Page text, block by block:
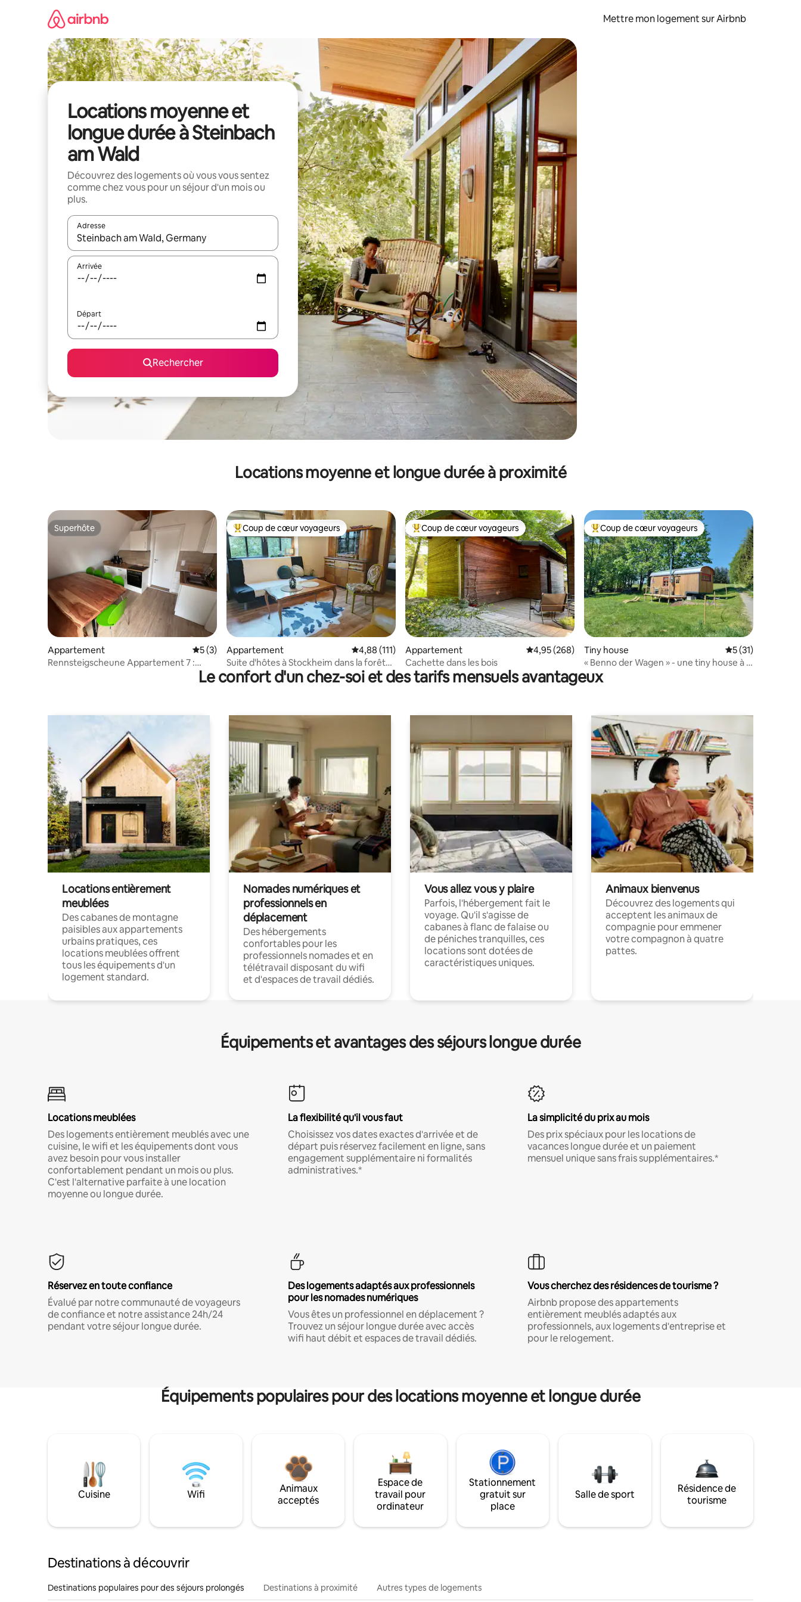
Mettre mon logement sur Airbnb
Locations moyenne et
longue durée à Steinbach
am Wald
Découvrez des logements où vous vous sentez
comme chez vous pour un séjour d'un mois ou
plus.
Adresse
Lorsque les résultats s'affichent, utilisez les flèches vers le haut et vers le bas pour les parcourir ou en appuyant et en faisant glisser.
Arrivée
Départ
Rechercher
Locations moyenne et longue durée à proximité
Superhôte
Superhôte
Appartement Évaluation moyenne sur la base de 3 commentaires : 5 sur 5
5 (3)
Rennsteigscheune Appartement 7 :
Coups de cœur voyageurs les plus appréciés
Coup de cœur voyageurs
Appartement Évaluation moyenne sur la base de 111 commentaires : 4,88 sur 5
4,88 (111)
Suite d'hôtes à Stockheim dans la forêt
franconienne
Coups de cœur voyageurs les plus appréciés
Coup de cœur voyageurs
Appartement Évaluation moyenne sur la base de 268 commentaires : 4,95 sur 5
4,95 (268)
Cachette dans les bois
Coups de cœur voyageurs les plus appréciés
Coup de cœur voyageurs
Tiny house Évaluation
5 (31)
« Benno der Wagen » - une tiny house à la
lisière de la forêt
Le confort d'un chez-soi et des tarifs mensuels avantageux
Locations entièrement
meublées
Des cabanes de montagne
paisibles aux appartements
urbains pratiques, ces
locations meublées offrent
tous les équipements d'un
logement standard.
Nomades numériques et
professionnels en
déplacement
Des hébergements
confortables pour les
professionnels nomades et en
télétravail disposant du wifi
et d'espaces de travail dédiés.
Vous allez vous y plaire
Parfois, l'hébergement fait le
voyage. Qu'il s'agisse de
cabanes à flanc de falaise ou
de péniches tranquilles, ces
locations sont dotées de
caractéristiques uniques.
Animaux bienvenus
Découvrez des logements qui
acceptent les animaux de
compagnie pour emmener
votre compagnon à quatre
pattes.
Équipements et avantages des séjours longue durée
Locations meublées
Des logements entièrement meublés avec une
cuisine, le wifi et les équipements dont vous
avez besoin pour vous installer
confortablement pendant un mois ou plus.
C'est l'alternative parfaite à une location
moyenne ou longue durée.
La flexibilité qu'il vous faut
Choisissez vos dates exactes d'arrivée et de
départ puis réservez facilement en ligne, sans
engagement supplémentaire ni formalités
administratives.*
La simplicité du prix au mois
Des prix spéciaux pour les locations de
vacances longue durée et un paiement
mensuel unique sans frais supplémentaires.*
Réservez en toute confiance
Évalué par notre communauté de voyageurs
de confiance et notre assistance 24h/24
pendant votre séjour longue durée.
Des logements adaptés aux professionnels
pour les nomades numériques
Vous êtes un professionnel en déplacement ?
Trouvez un séjour longue durée avec accès
wifi haut débit et espaces de travail dédiés.
Vous cherchez des résidences de tourisme ?
Airbnb propose des appartements
entièrement meublés adaptés aux
professionnels, aux logements d'entreprise et
pour le relogement.
Équipements populaires pour des locations moyenne et longue durée
Cuisine Wifi
Animaux
acceptés
Espace de
travail pour
ordinateur
Stationnement
gratuit sur
place
Salle de sport
Résidence de
tourisme
Destinations à découvrir
Destinations populaires pour des séjours prolongés Destinations à proximité Autres types de logements